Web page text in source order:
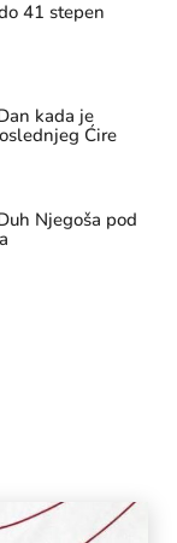
41 stepen
kada je
Ćire
Njegoša pod